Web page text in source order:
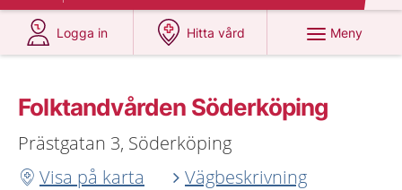
Logga in
på 1177.se
Hitta vård
på 1177.se
Meny
Folktandvården Söderköping
Prästgatan 3, Söderköping
Visa på karta
Vägbeskrivning